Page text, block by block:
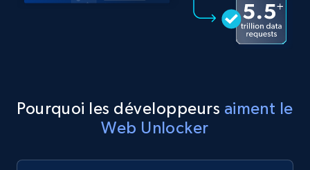
Pourquoi les développeurs aiment le
Web Unlocker